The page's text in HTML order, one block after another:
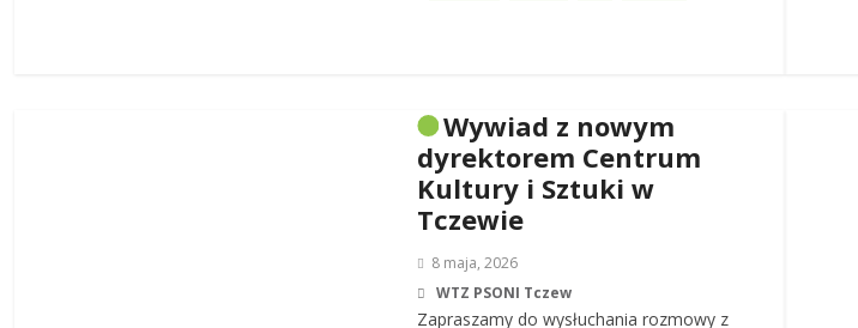
Wywiad z nowym
dyrektorem Centrum
Kultury i Sztuki w
Tczewie
8 maja, 2026
WTZ PSONI Tczew
Zapraszamy do wysłuchania rozmowy z